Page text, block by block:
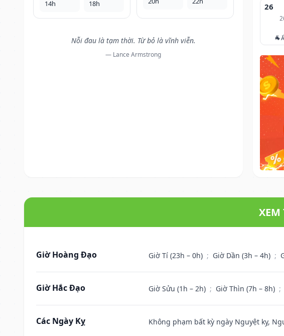
14h
18h
Nỗi đau là tạm thời. Từ bỏ là vĩnh viễn.
— Lance Armstrong
26
🐐
XEM
Giờ Hoàng Đạo Giờ Tí (23h – 0h) ; Giờ Dần (3h – 4h) ;
Giờ Hắc Đạo Giờ Sửu (1h – 2h) ; Giờ Thìn (7h – 8h) ;
Các Ngày Kỵ Không phạm bất kỳ ngày Nguyệt kỵ,